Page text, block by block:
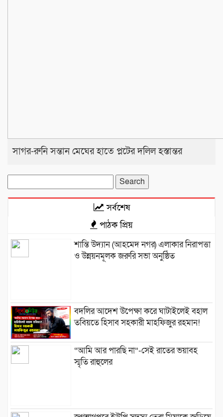
সাগর-রুনি সন্তান মেঘের হাতে প্লটের দলিল হস্তান্তর
for:
সর্বশেষ
পাঠক প্রিয়
শান্তি উদ্যান (আহমেদ নগর) এলাকার নিরাপত্তা
ও উন্নয়নমূলক জরুরি সভা অনুষ্ঠিত
বদলির আদেশ উপেক্ষা করে ঘাটাইলেই বহাল
তবিয়তে হিসাব সহকারী মাহফিজুর রহমান!
“আমি আর পারছি না”-সেই রাতের ভয়াবহ
স্মৃতি রাহুলের